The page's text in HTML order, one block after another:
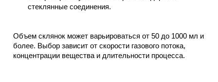
стеклянные соединения.
Объем склянок может варьироваться от 50 до 1000 мл и
более. Выбор зависит от скорости газового потока,
концентрации вещества и длительности процесса.